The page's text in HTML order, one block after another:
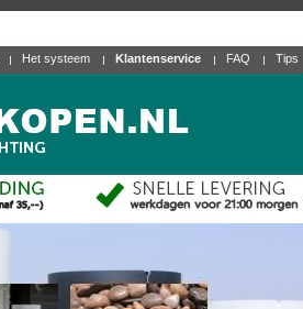
Het systeem Klantenservice FAQ Tips